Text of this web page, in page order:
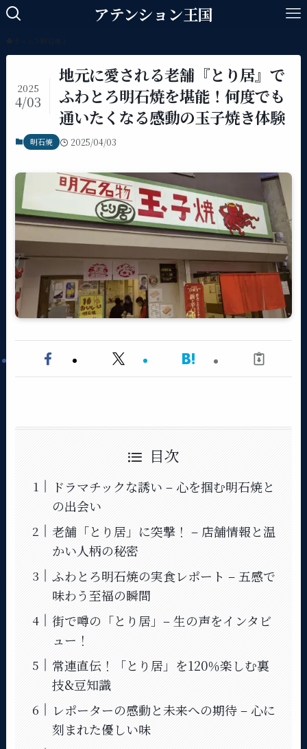
アテンション王国
地元に愛される老舗『とり居』で
ふわとろ明石焼を堪能！何度でも
通いたくなる感動の玉子焼き体験
2025
4/03
明石焼 2025/04/03
目次
ドラマチックな誘い – 心を掴む明石焼と
の出会い
老舗「とり居」に突撃！ – 店舗情報と温
かい人柄の秘密
ふわとろ明石焼の実食レポート – 五感で
味わう至福の瞬間
街で噂の「とり居」– 生の声をインタビ
ュー！
常連直伝！「とり居」を120％楽しむ裏
技&豆知識
レポーターの感動と未来への期待 – 心に
刻まれた優しい味